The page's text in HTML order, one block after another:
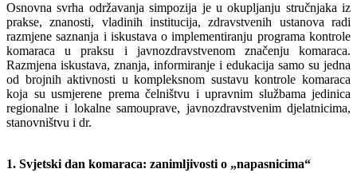
Osnovna svrha održavanja simpozija je u okupljanju stručnjaka iz
prakse, znanosti, vladinih institucija, zdravstvenih ustanova radi
razmjene saznanja i iskustava o implementiranju programa kontrole
komaraca u praksu i javnozdravstvenom značenju komaraca.
Razmjena iskustava, znanja, informiranje i edukacija samo su jedna
od brojnih aktivnosti u kompleksnom sustavu kontrole komaraca
koja su usmjerene prema čelništvu i upravnim službama jedinica
regionalne i lokalne samouprave, javnozdravstvenim djelatnicima,
stanovništvu i dr.
1. Svjetski dan komaraca: zanimljivosti o „napasnicima“